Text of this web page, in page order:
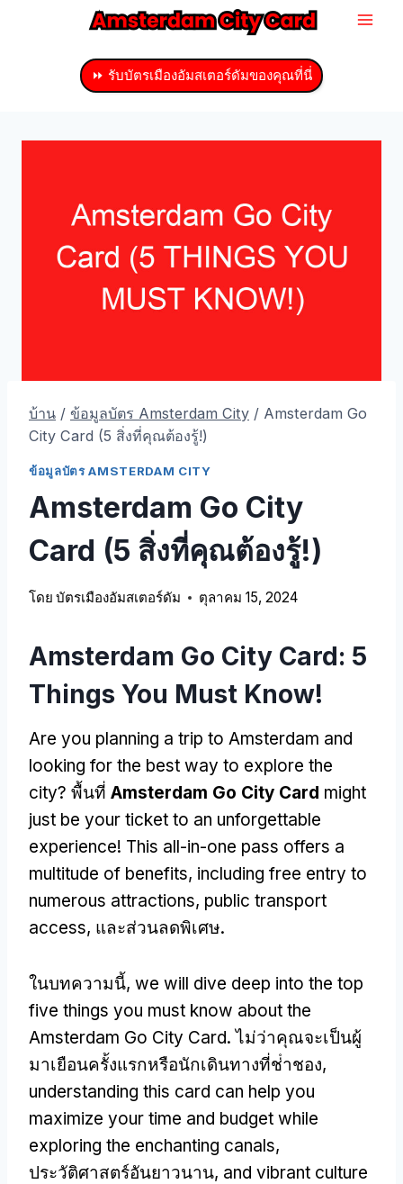
⏩ รับบัตรเมืองอัมสเตอร์ดัมของคุณที่นี่
บ้าน / ข้อมูลบัตร Amsterdam City / Amsterdam Go
City Card (5 สิ่งที่คุณต้องรู้!)
ข้อมูลบัตร AMSTERDAM CITY
Amsterdam Go City
Card (5 สิ่งที่คุณต้องรู้!)
โดย บัตรเมืองอัมสเตอร์ดัม ตุลาคม 15, 2024
Amsterdam Go City Card: 5
Things You Must Know!
Are you planning a trip to Amsterdam and
looking for the best way to explore the
city? พื้นที่ Amsterdam Go City Card might
just be your ticket to an unforgettable
experience! This all-in-one pass offers a
multitude of benefits, including free entry to
numerous attractions, public transport
access, และส่วนลดพิเศษ.
ในบทความนี้, we will dive deep into the top
five things you must know about the
Amsterdam Go City Card. ไม่ว่าคุณจะเป็นผู้
มาเยือนครั้งแรกหรือนักเดินทางที่ช่ําชอง,
understanding this card can help you
maximize your time and budget while
exploring the enchanting canals,
ประวัติศาสตร์อันยาวนาน, and vibrant culture